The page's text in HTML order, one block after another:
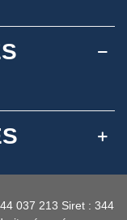
037 213 Siret : 344